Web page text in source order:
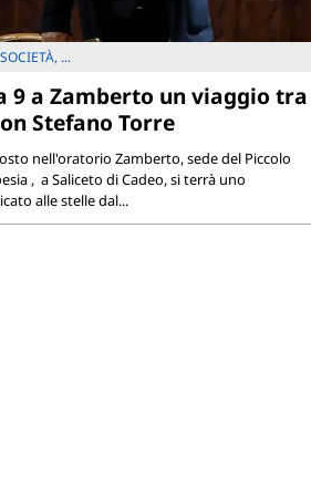
...
9 a Zamberto un viaggio tra
Stefano Torre
nell'oratorio Zamberto, sede del Piccolo
, a Saliceto di Cadeo, si terrà uno
alle stelle dal...